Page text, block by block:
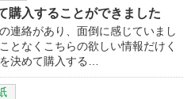
購入することができました
連絡があり、面倒に感じていまし
となくこちらの欲しい情報だけく
決めて購入する…